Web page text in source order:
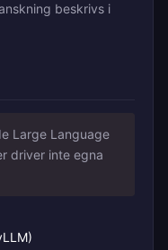
beskrivs i
Large Language
driver inte egna